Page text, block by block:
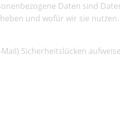
Daten sind
und wofür wir sie
Sicherheitslücken